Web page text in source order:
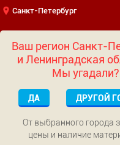
Санкт-Петербург
(812)322-52-
Ваш регион Санкт-
и Ленинградская
Мы угадали?
ДА ДРУГОЙ
От выбранного города
цены и наличие